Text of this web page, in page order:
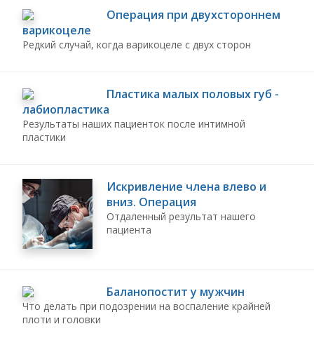
Операция при двухстороннем
варикоцеле
Редкий случай, когда варикоцеле с двух сторон
Пластика малых половых губ -
лабиопластика
Результаты наших пациенток после интимной
пластики
Искривление члена влево и
вниз. Операция
Отдаленный результат нашего
пациента
Баланопостит у мужчин
Что делать при подозрении на воспаление крайней
плоти и головки